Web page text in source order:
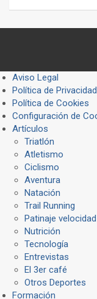
Aviso Legal
Política de Privacidad
Política de Cookies
Configuración de
Artículos
Triatlón
Atletismo
Ciclismo
Aventura
Natación
Trail Running
Patinaje velocidad
Nutrición
Tecnología
Entrevistas
El 3er café
Otros Deportes
Formación